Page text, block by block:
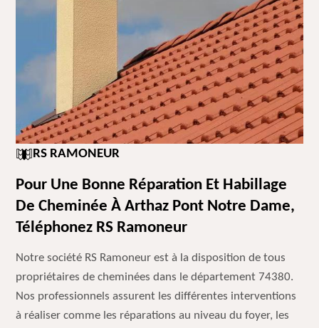
RS RAMONEUR
Pour Une Bonne Réparation Et Habillage
De Cheminée À Arthaz Pont Notre Dame,
Téléphonez RS Ramoneur
Notre société RS Ramoneur est à la disposition de tous
propriétaires de cheminées dans le département 74380.
Nos professionnels assurent les différentes interventions
à réaliser comme les réparations au niveau du foyer, les